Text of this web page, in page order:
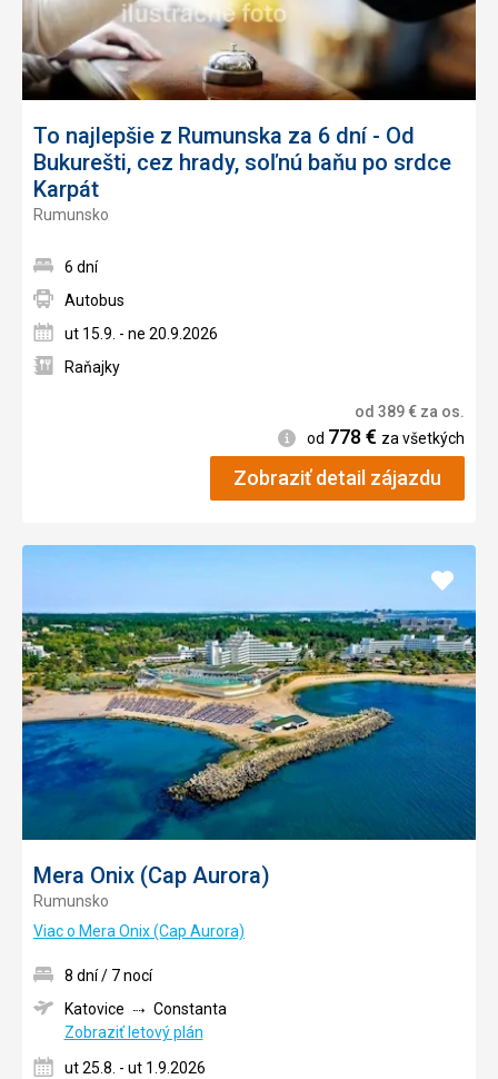
To najlepšie z Rumunska za 6 dní - Od
Bukurešti, cez hrady, soľnú baňu po srdce
Karpát
Rumunsko
6 dní
Autobus
ut 15.9. - ne 20.9.2026
Raňajky
od 389€ za os.
Informácie
od 778 € za všetkých
Zobraziť detail zájazdu
Mera Onix (Cap Aurora)
Rumunsko
Viac o Mera Onix (Cap Aurora)
Pridať
8 dní / 7 nocí
Katovice
Constanta
Zobraziť letový plán
ut 25.8. - ut 1.9.2026